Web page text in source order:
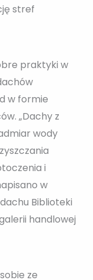
stref
praktyki w
w formie
„Dachy z
wody
i
w
Biblioteki
handlowej
ze